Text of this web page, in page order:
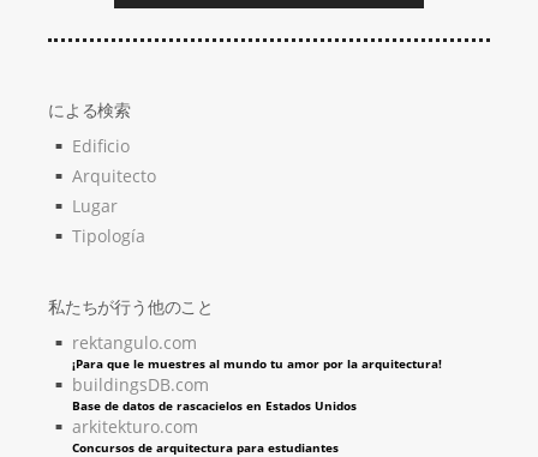
による検索
Edificio
Arquitecto
Lugar
Tipología
私たちが行う他のこと
rektangulo.com
¡Para que le muestres al mundo tu amor por la arquitectura!
buildingsDB.com
Base de datos de rascacielos en Estados Unidos
arkitekturo.com
Concursos de arquitectura para estudiantes